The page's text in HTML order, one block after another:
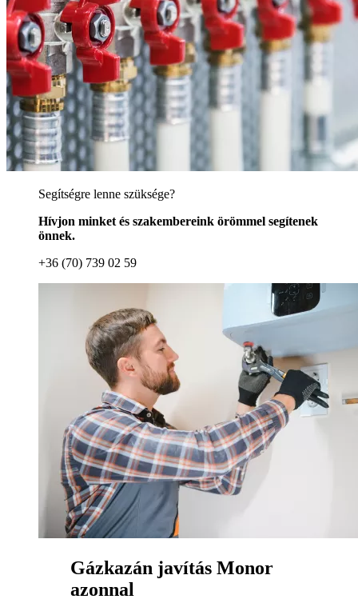
Segítségre lenne szüksége?
Hívjon minket és szakembereink örömmel segítenek
önnek.
+36 (70) 739 02 59
Gázkazán javítás Monor
azonnal